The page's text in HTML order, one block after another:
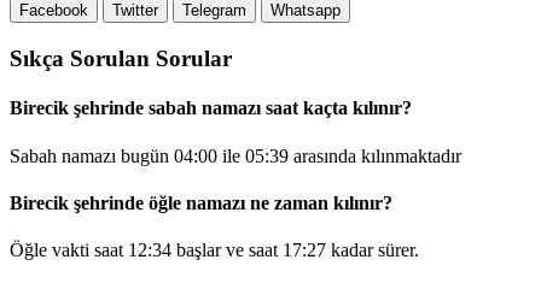
Facebook Twitter Telegram Whatsapp
Sıkça Sorulan Sorular
Birecik şehrinde sabah namazı saat kaçta kılınır?
Sabah namazı bugün 04:00 ile 05:39 arasında kılınmaktadır
Birecik şehrinde öğle namazı ne zaman kılınır?
Öğle vakti saat 12:34 başlar ve saat 17:27 kadar sürer.